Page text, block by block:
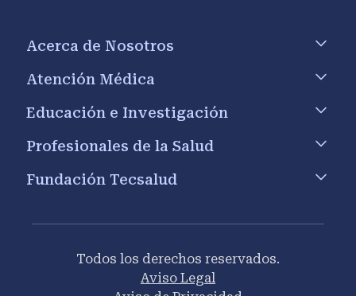
Acerca de Nosotros
Atención Médica
Educación e Investigación
Profesionales de la Salud
Fundación Tecsalud
Todos los derechos reservados.
Aviso Legal